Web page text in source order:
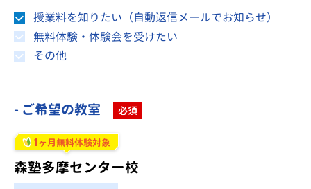
授業料を知りたい（自動返信メールでお知らせ）
無料体験・体験会を受けたい
その他
- ご希望の教室 必須
1ヶ月無料体験対象
森塾多摩センター校